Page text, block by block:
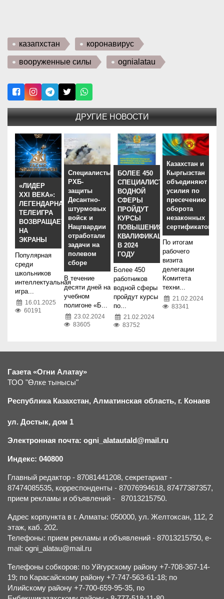
казапхстан коронавирус
вооруженные силы ognialatau
ДРУГИЕ НОВОСТИ
«ЛИДЕР
XXI ВЕКА»:
ЛЕГЕНДАРНАЯ
ТЕЛЕИГРА
ВОЗВРАЩАЕТСЯ
НА
ЭКРАНЫ
Популярная
среди
школьников
интеллектуальная
игра...
16.01.2025
60191
Специалисты
РХБ-
защиты
Десантно-
штурмовых
войск и
Нацгвардии
отработали
задачи на
полевом
сборе
В течение
десяти дней на
учебном
полигоне «Б...
23.02.2024
83605
БОЛЕЕ 450
СПЕЦИАЛИСТОВ
ВОДНОЙ
СФЕРЫ
ПРОЙДУТ
КУРСЫ
ПОВЫШЕНИЯ
КВАЛИФИКАЦИИ
В 2024
ГОДУ
Более 450
работников
водной сферы
пройдут курсы
по...
21.02.2024
83752
Казахстан и
Кыргызстан
объединяют
усилия по
пресечению
оборота
незаконных
сертификатов
По итогам
рабочего
визита
делегации
Комитета
техни...
21.02.2024
83341
Газета «Огни Алатау»
ТОО "Өлке тынысы"
Республика Казахстан, Алматинская область, г. Конаев
ул. Достык, дом 1
Электронная почта: ogni_alatautald@mail.ru
Индекс: 040800
Главный редактор - 87081441208, секретариат -
87474085535, корреспонденты - 87076994618, 87477387357,
прием рекламы и объявлений - 87013215750.
Адрес корпункта в г. Алматы: 050000, ул. Желтоксан, 112, 2
этаж, каб. 202.
Телефоны: прием рекламы и объявлений - 87013215750, e-
mail: ogni_alatau@mail.ru
Телефоны собкоров: по Уйгурскому району +7-708-367-14-
19; по Карасайскому району +7-747-563-61-18; по
Илийскому району +7-700-659-95-35, по